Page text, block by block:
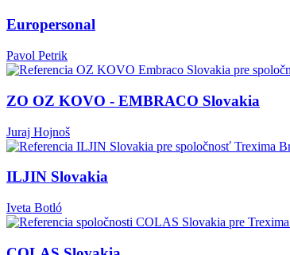
Europersonal
Pavol Petrik
ZO OZ KOVO - EMBRACO Slovakia
Juraj Hojnoš
ILJIN Slovakia
Iveta Botló